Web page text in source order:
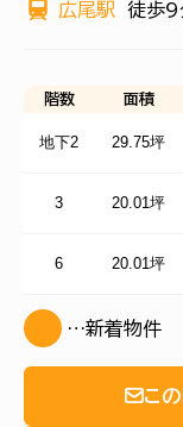
広尾駅 徒歩9
階数 面積
地下2 29.75坪
3 20.01坪
6 20.01坪
…新着物件
こ